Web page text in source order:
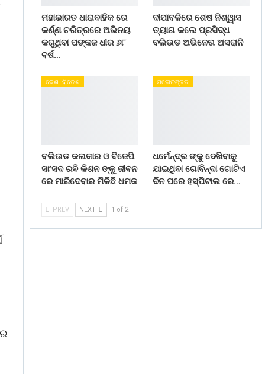
ମହାଭାରତ ଧାରାବାହିକ ରେ
କର୍ଣ୍ଣ ଚରିତ୍ରରେ ଅଭିନୟ
କରୁଥିବା ପଙ୍କଜ ଧୀର ୬୮
ବର୍ଷ…
ଦୀପାବଳିରେ ଶେଷ ନିଶ୍ୱାସ
ତ୍ୟାଗ କଲେ ପ୍ରସିଦ୍ଧ
ବଲିଉଡ ଅଭିନେତା ଅସରାନି
ଦେଶ- ବିଦେଶ
ବଲିଉଡ କଳାକାର ଓ ବିଜେପି
ସାଂସଦ ରବି କିଶନ ଙ୍କୁ ଜୀବନ
ରେ ମାରିଦେବାର ମିଳିଛି ଧମକ
ମନୋରଞ୍ଜନ
ଧର୍ମେନ୍ଦ୍ର ଙ୍କୁ ଦେଖିବାକୁ
ଯାଇଥିବା ଗୋବିନ୍ଦା ଗୋଟିଏ
ଦିନ ପରେ ହସ୍ପିଟାଲ ରେ…
PREV NEXT 1 of 2